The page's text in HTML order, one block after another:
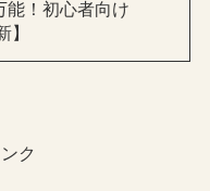
能！初心者向け
】
ク